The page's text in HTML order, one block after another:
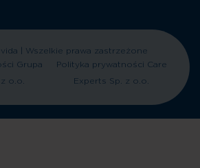
| Wszelkie prawa zastrzeżone
Grupa
o.o.
Polityka prywatności Care
Experts Sp. z o.o.